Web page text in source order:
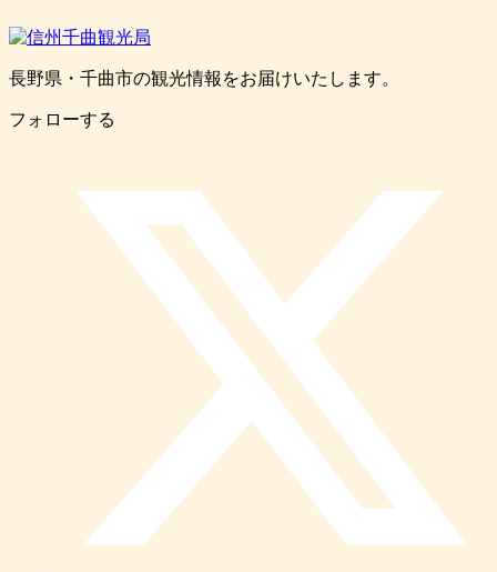
長野県・千曲市の観光情報をお届けいたします。
フォローする